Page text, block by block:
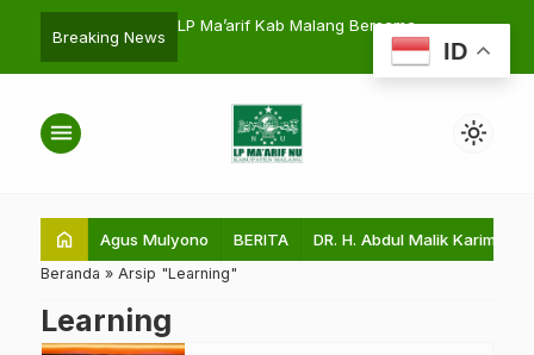
Breaking News
LP Ma’arif Kab Malang Bersama
Bakesbangpol Sosialisasi Deteksi
Dini Radikalisme
Membayar
dengan
menu light_mode
home Agus Mulyono BERITA DR. H. Abdul Malik Karim
Beranda » Arsip "Learning"
Learning
ID